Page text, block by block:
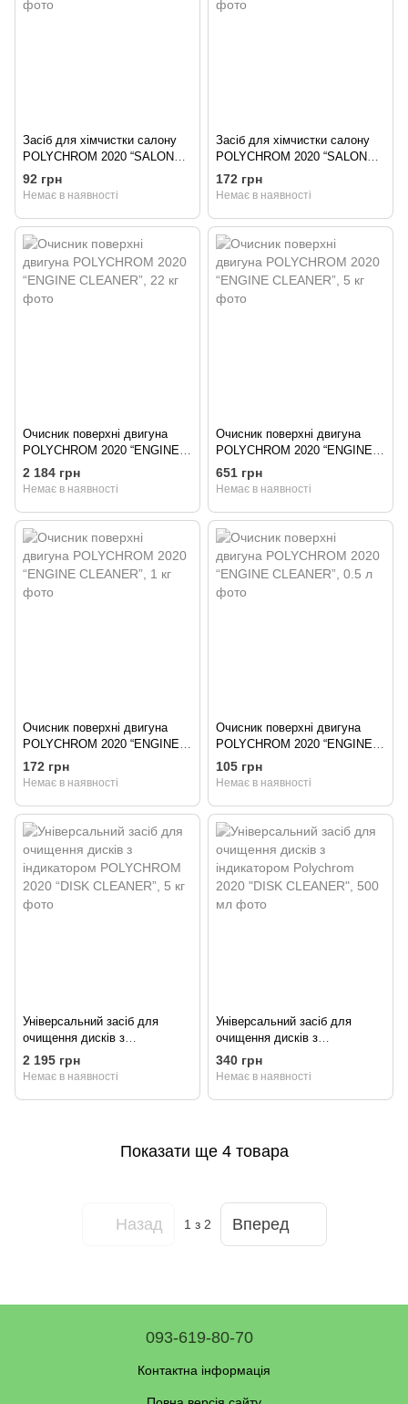
Засіб для хімчистки салону
POLYCHROM 2020 “SALON
CLEANER”, 0.5 л
92 грн
Немає в наявності
Засіб для хімчистки салону
POLYCHROM 2020 “SALON
CLEANER”, 1 л
172 грн
Немає в наявності
Очисник поверхні двигуна
POLYCHROM 2020 “ENGINE
CLEANER”, 22 кг
2 184 грн
Немає в наявності
Очисник поверхні двигуна
POLYCHROM 2020 “ENGINE
CLEANER”, 5 кг
651 грн
Немає в наявності
Очисник поверхні двигуна
POLYCHROM 2020 “ENGINE
CLEANER”, 1 кг
172 грн
Немає в наявності
Очисник поверхні двигуна
POLYCHROM 2020 “ENGINE
CLEANER”, 0.5 л
105 грн
Немає в наявності
Універсальний засіб для
очищення дисків з
індикатором POLYCHROM
2020 “DISK CLEANER”, 5 кг
2 195 грн
Немає в наявності
Універсальний засіб для
очищення дисків з
індикатором Polychrom 2020
"DISK CLEANER", 500 мл
340 грн
Немає в наявності
Показати ще 4 товара
Назад 1 з 2 Вперед
093-619-80-70
Контактна інформація